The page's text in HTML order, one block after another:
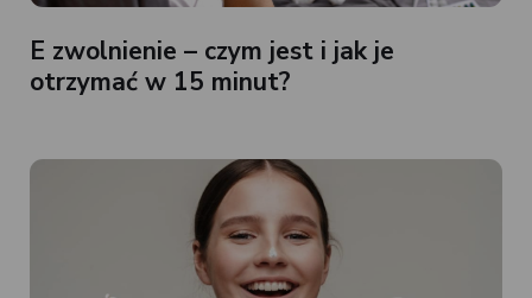
E zwolnienie – czym jest i jak je
otrzymać w 15 minut?